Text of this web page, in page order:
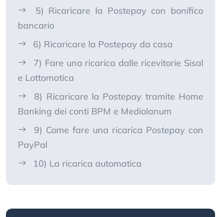
5) Ricaricare la Postepay con bonifico
bancario
6) Ricaricare la Postepay da casa
7) Fare una ricarica dalle ricevitorie Sisal
e Lottomatica
8) Ricaricare la Postepay tramite Home
Banking dei conti BPM e Mediolanum
9) Come fare una ricarica Postepay con
PayPal
10) La ricarica automatica